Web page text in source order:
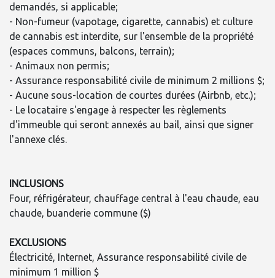
demandés, si applicable;
- Non-fumeur (vapotage, cigarette, cannabis) et culture
de cannabis est interdite, sur l'ensemble de la propriété
(espaces communs, balcons, terrain);
- Animaux non permis;
- Assurance responsabilité civile de minimum 2 millions $;
- Aucune sous-location de courtes durées (Airbnb, etc.);
- Le locataire s'engage à respecter les règlements
d'immeuble qui seront annexés au bail, ainsi que signer
l'annexe clés.
INCLUSIONS
Four, réfrigérateur, chauffage central à l'eau chaude, eau
chaude, buanderie commune ($)
EXCLUSIONS
Électricité, Internet, Assurance responsabilité civile de
minimum 1 million $